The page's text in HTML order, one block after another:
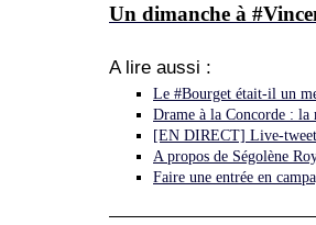
Un dimanche à
A lire aussi :
Le #Bourget était-il un
Drame à la Concorde :
[EN DIRECT] Live-tweet
A propos de Ségolène
Faire une entrée en